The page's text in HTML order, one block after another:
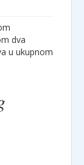
dva
u ukupnom